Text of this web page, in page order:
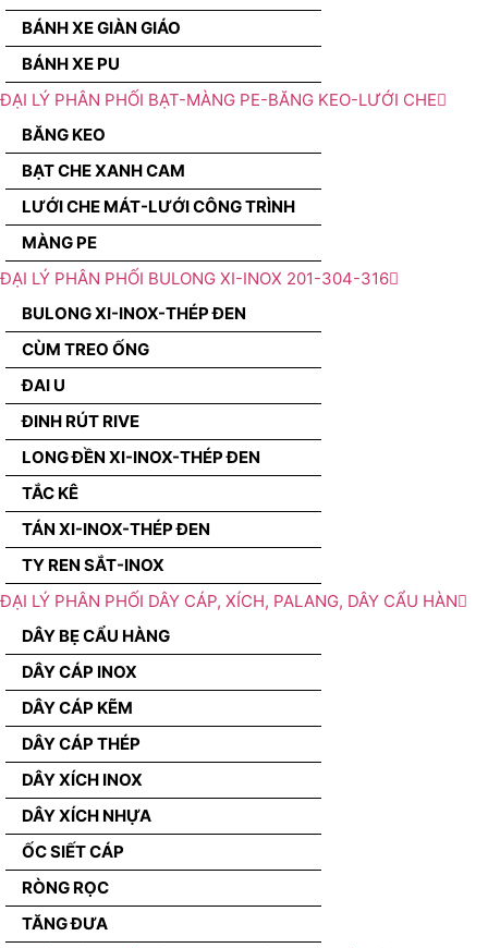
BÁNH XE GIÀN GIÁO
BÁNH XE PU
ĐẠI LÝ PHÂN PHỐI BẠT-MÀNG PE-BĂNG KEO-LƯỚI CHE
BĂNG KEO
BẠT CHE XANH CAM
LƯỚI CHE MÁT-LƯỚI CÔNG TRÌNH
MÀNG PE
ĐẠI LÝ PHÂN PHỐI BULONG XI-INOX 201-304-316
BULONG XI-INOX-THÉP ĐEN
CÙM TREO ỐNG
ĐAI U
ĐINH RÚT RIVE
LONG ĐỀN XI-INOX-THÉP ĐEN
TẮC KÊ
TÁN XI-INOX-THÉP ĐEN
TY REN SẮT-INOX
ĐẠI LÝ PHÂN PHỐI DÂY CÁP, XÍCH, PALANG, DÂY CẨU HÀN
DÂY BẸ CẨU HÀNG
DÂY CÁP INOX
DÂY CÁP KẼM
DÂY CÁP THÉP
DÂY XÍCH INOX
DÂY XÍCH NHỰA
ỐC SIẾT CÁP
RÒNG RỌC
TĂNG ĐƯA